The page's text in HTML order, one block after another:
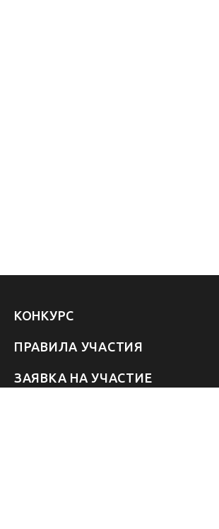
КОНКУРС
ПРАВИЛА УЧАСТИЯ
ЗАЯВКА НА УЧАСТИЕ